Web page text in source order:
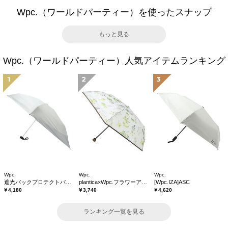
Wpc.（ワールドパーティー）を使ったスナップ
もっと見る
Wpc.（ワールドパーティー）人気アイテムランキング
1
Wpc.
￥4,180
2
Wpc.
￥3,740
3
Wpc.
[Wpc.IZA]ASC
￥4,620
ランキング一覧を見る